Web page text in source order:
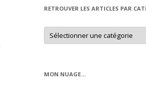
RETROUVER LES ARTICLES PAR
Retrouver
les
articles
MON NUAGE…